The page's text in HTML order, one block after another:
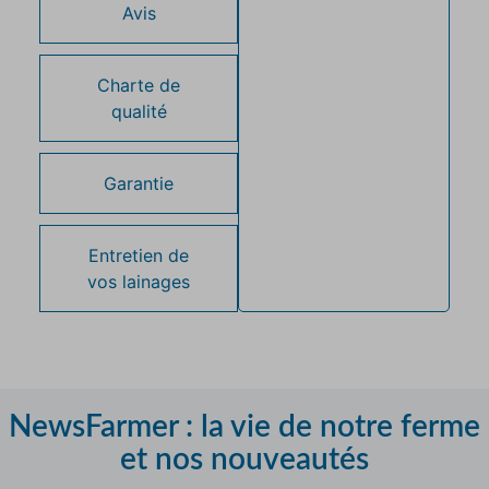
Avis
Charte de
qualité
Garantie
Entretien de
vos lainages
NewsFarmer : la vie de notre ferme
et nos nouveautés